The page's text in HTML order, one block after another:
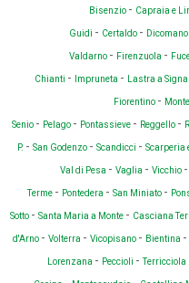
Bisenzio - Capraia e
Guidi - Certaldo - Dicomano
Valdarno - Firenzuola -
Chianti - Impruneta - Lastra a Signa
Fiorentino -
Senio - Pelago - Pontassieve - Reggello -
P. - San Godenzo - Scandicci - Scarperia
Val di Pesa - Vaglia - Vicchio -
Terme - Pontedera - San Miniato -
Sotto - Santa Maria a Monte - Casciana
d'Arno - Volterra - Vicopisano - Bientina -
Lorenzana - Peccioli -Terricciola